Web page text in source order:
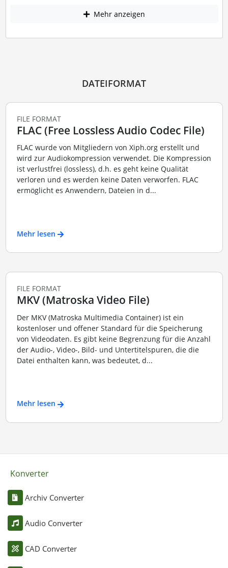
Mehr anzeigen
DATEIFORMAT
FILE FORMAT
FLAC (Free Lossless Audio Codec File)
FLAC wurde von Mitgliedern von Xiph.org erstellt und
wird zur Audiokompression verwendet. Die Kompression
ist verlustfrei (lossless), d.h. es geht keine Qualität
verloren und es werden keine Daten verworfen. FLAC
ermöglicht es Anwendern, Dateien in d...
Mehr lesen
FILE FORMAT
MKV (Matroska Video File)
Der MKV (Matroska Multimedia Container) ist ein
kostenloser und offener Standard für die Speicherung
von Videodaten. Es gibt keine Begrenzung für die Anzahl
der Audio-, Video-, Bild- und Untertitelspuren, die die
Datei enthalten kann, was bedeutet, d...
Mehr lesen
Konverter
Archiv Converter
Audio Converter
CAD Converter